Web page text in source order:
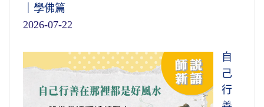
｜學佛篇
2026-07-22
自
己
行